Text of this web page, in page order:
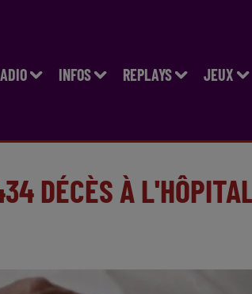
INFOS REPLAYS JEUX
DÉCÈS À